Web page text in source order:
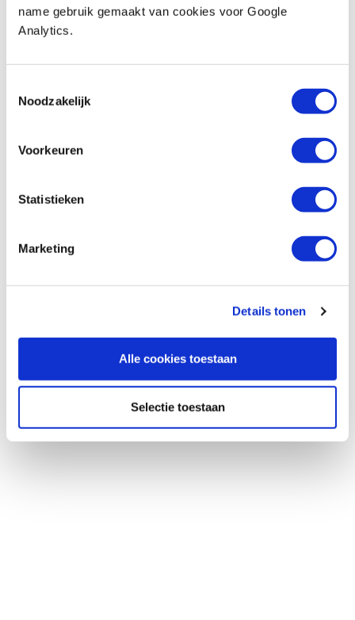
name gebruik gemaakt van cookies voor Google
Analytics.
Noodzakelijk
Voorkeuren
Statistieken
Marketing
Details tonen
Alle cookies toestaan
Selectie toestaan
1
Volgende